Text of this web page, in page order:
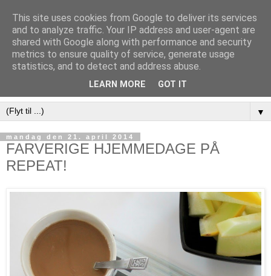
▼
mandag den 21. april 2014
FARVERIGE HJEMMEDAGE PÅ
REPEAT!
This site uses cookies from Google to deliver its services
and to analyze traffic. Your IP address and user-agent are
shared with Google along with performance and security
metrics to ensure quality of service, generate usage
statistics, and to detect and address abuse.
LEARN MORE GOT IT